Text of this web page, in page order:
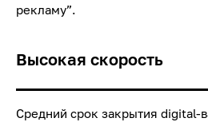
рекламу”.
Высокая скорость
Средний срок закрытия digital-